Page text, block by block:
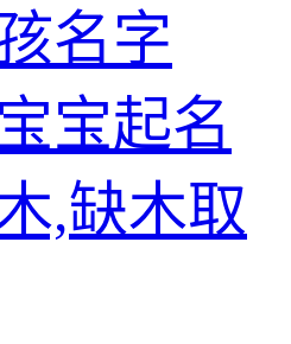
名字
宝起名
,缺木取